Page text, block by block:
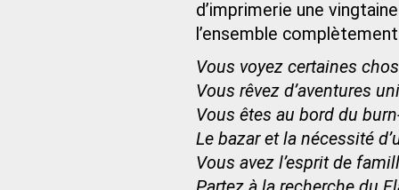
d’imprimerie une
l’ensemble
Vous voyez certaines
Vous rêvez d’aventures
Vous êtes au bord du
Le bazar et la nécessité
Vous avez l’esprit de